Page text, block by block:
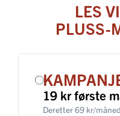
LES
PLUSS-
19 kr første
Deretter 69 kr/